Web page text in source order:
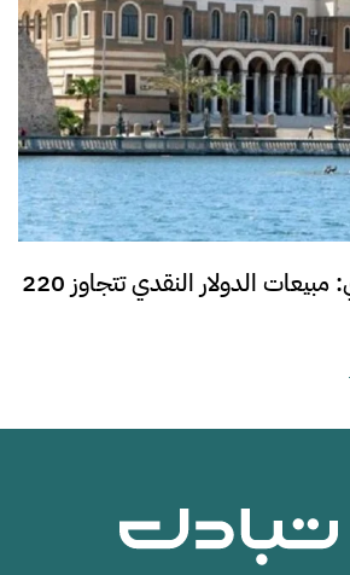
مصرف ليبيا المركزي: مبيعات الدولار النقدي تتجاوز 220